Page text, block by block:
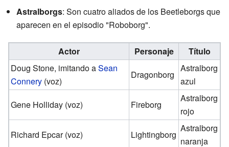
Astralborgs: Son cuatro aliados de los Beetleborgs que
aparecen en el episodio "Roboborg".
Actor Personaje
Título
Doug Stone, imitando aSean
Connery (voz)
Dragonborg
Astralborg
azul
Gene Holliday (voz)
Fireborg
Astralborg
rojo
Richard Epcar (voz)
Lightingborg
Astralborg
naranja